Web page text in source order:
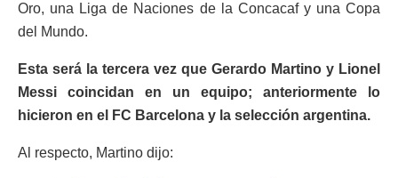
Oro, una Liga de Naciones de la Concacaf y una Copa
del Mundo.
Esta será la tercera vez que Gerardo Martino y Lionel
Messi coincidan en un equipo; anteriormente lo
hicieron en el FC Barcelona y la selección argentina.
Al respecto, Martino dijo: